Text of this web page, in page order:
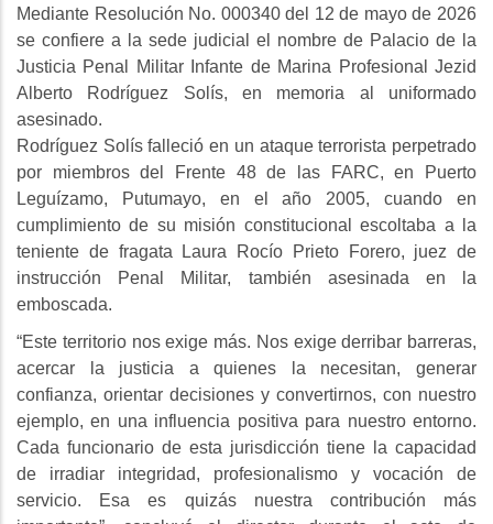
Mediante Resolución No. 000340 del 12 de mayo de 2026
se confiere a la sede judicial el nombre de Palacio de la
Justicia Penal Militar Infante de Marina Profesional Jezid
Alberto Rodríguez Solís, en memoria al uniformado
asesinado.
Rodríguez Solís falleció en un ataque terrorista perpetrado
por miembros del Frente 48 de las FARC, en Puerto
Leguízamo, Putumayo, en el año 2005, cuando en
cumplimiento de su misión constitucional escoltaba a la
teniente de fragata Laura Rocío Prieto Forero, juez de
instrucción Penal Militar, también asesinada en la
emboscada.
“Este territorio nos exige más. Nos exige derribar barreras,
acercar la justicia a quienes la necesitan, generar
confianza, orientar decisiones y convertirnos, con nuestro
ejemplo, en una influencia positiva para nuestro entorno.
Cada funcionario de esta jurisdicción tiene la capacidad
de irradiar integridad, profesionalismo y vocación de
servicio. Esa es quizás nuestra contribución más